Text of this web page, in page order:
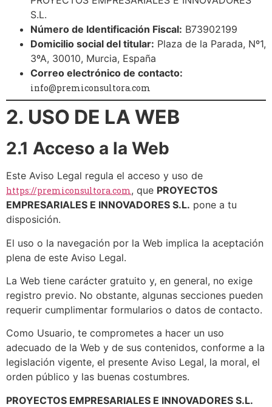
S.L.
Número de Identificación Fiscal: B73902199
Domicilio social del titular: Plaza de la Parada, Nº1,
3ºA, 30010, Murcia, España
Correo electrónico de contacto:
info@premiconsultora.com
2. USO DE LA WEB
2.1 Acceso a la Web
Este Aviso Legal regula el acceso y uso de
https://premiconsultora.com, que PROYECTOS
EMPRESARIALES E INNOVADORES S.L. pone a tu
disposición.
El uso o la navegación por la Web implica la aceptación
plena de este Aviso Legal.
La Web tiene carácter gratuito y, en general, no exige
registro previo. No obstante, algunas secciones pueden
requerir cumplimentar formularios o datos de contacto.
Como Usuario, te comprometes a hacer un uso
adecuado de la Web y de sus contenidos, conforme a la
legislación vigente, el presente Aviso Legal, la moral, el
orden público y las buenas costumbres.
PROYECTOS EMPRESARIALES E INNOVADORES S.L.